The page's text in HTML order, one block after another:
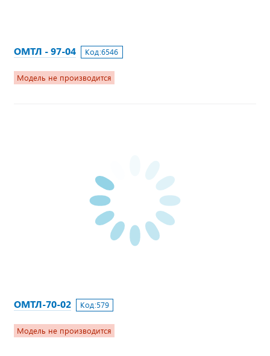
ОМТЛ - 97-04 Код:6546
Модель не производится
ОМТЛ-70-02 Код:579
Модель не производится